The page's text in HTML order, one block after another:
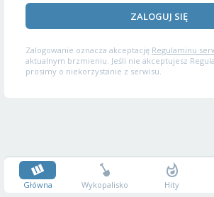
ZALOGUJ SIĘ
Zalogowanie oznacza akceptację Regulaminu
aktualnym brzmieniu. Jeśli nie akceptujesz
prosimy o niekorzystanie z serwisu.
Główna Wykopalisko Hity